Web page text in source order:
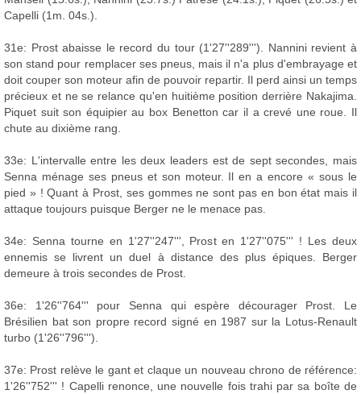
Capelli (1m. 04s.).
31e: Prost abaisse le record du tour (1'27''289'''). Nannini revient à
son stand pour remplacer ses pneus, mais il n'a plus d'embrayage et
doit couper son moteur afin de pouvoir repartir. Il perd ainsi un temps
précieux et ne se relance qu'en huitième position derrière Nakajima.
Piquet suit son équipier au box Benetton car il a crevé une roue. Il
chute au dixième rang.
33e: L'intervalle entre les deux leaders est de sept secondes, mais
Senna ménage ses pneus et son moteur. Il en a encore « sous le
pied » ! Quant à Prost, ses gommes ne sont pas en bon état mais il
attaque toujours puisque Berger ne le menace pas.
34e: Senna tourne en 1'27''247''', Prost en 1'27''075''' ! Les deux
ennemis se livrent un duel à distance des plus épiques. Berger
demeure à trois secondes de Prost.
36e: 1'26''764''' pour Senna qui espère décourager Prost. Le
Brésilien bat son propre record signé en 1987 sur la Lotus-Renault
turbo (1'26''796''').
37e: Prost relève le gant et claque un nouveau chrono de référence:
1'26''752''' ! Capelli renonce, une nouvelle fois trahi par sa boîte de